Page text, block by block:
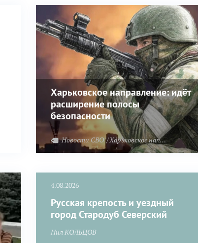
Харьковское направление: идёт
расширение полосы
безопасности
Новости СВО Харьковское направление
4.08.2026
Русская крепость и уездный
город Стародуб Северский
Нил КОЛЬЦОВ